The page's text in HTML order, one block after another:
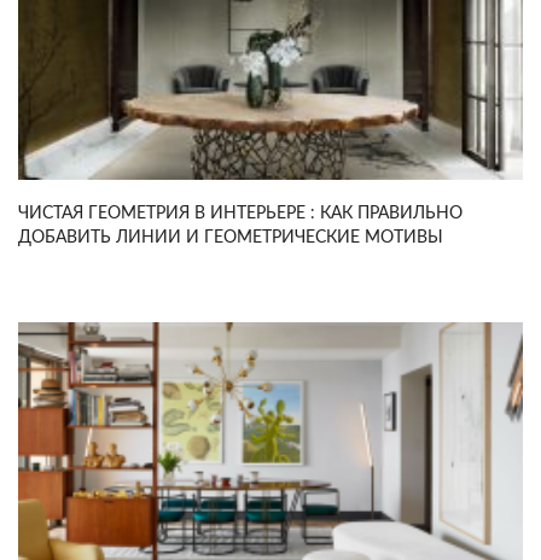
ЧИСТАЯ ГЕОМЕТРИЯ В ИНТЕРЬЕРЕ : КАК ПРАВИЛЬНО
ДОБАВИТЬ ЛИНИИ И ГЕОМЕТРИЧЕСКИЕ МОТИВЫ